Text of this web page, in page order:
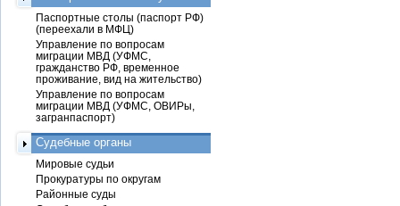
Паспортные столы (паспорт РФ)
(переехали в МФЦ)
Управление по вопросам
миграции МВД (УФМС,
гражданство РФ, временное
проживание, вид на жительство)
Управление по вопросам
миграции МВД (УФМС, ОВИРы,
загранпаспорт)
Судебные органы
Мировые судьи
Прокуратуры по округам
Районные суды